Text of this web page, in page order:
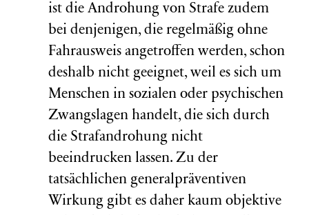
ist die Androhung von Strafe zudem
bei denjenigen, die regelmäßig ohne
Fahrausweis angetroffen werden, schon
deshalb nicht geeignet, weil es sich um
Menschen in sozialen oder psychischen
Zwangslagen handelt, die sich durch
die Strafandrohung nicht
beeindrucken lassen. Zu der
tatsächlichen generalpräventiven
Wirkung gibt es daher kaum objektive